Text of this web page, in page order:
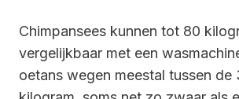
Chimpansees kunnen tot 80
vergelijkbaar met een
oetans wegen meestal tussen de